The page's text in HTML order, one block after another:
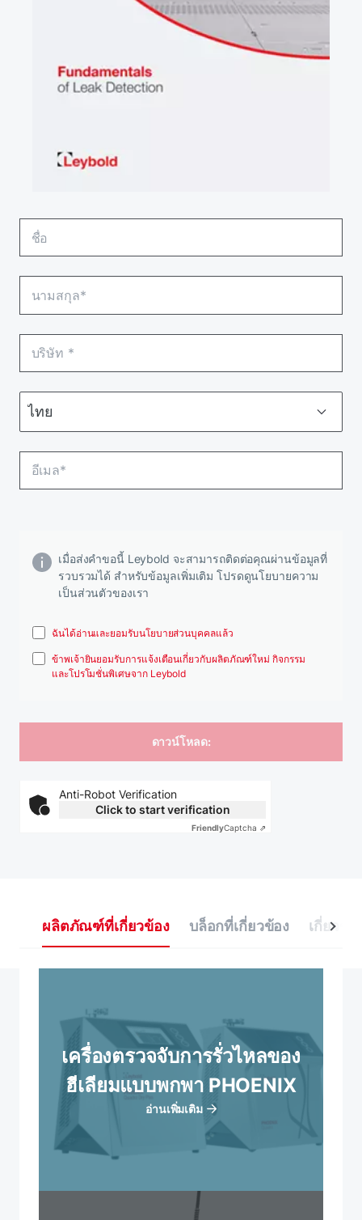
เมื่อส่งคําขอนี้ Leybold จะสามารถติดต่อคุณผ่านข้อมูลที่
รวบรวมได้ สําหรับข้อมูลเพิ่มเติม โปรดดูนโยบายความ
เป็นส่วนตัวของเรา
ฉันได้อ่านและยอมรับนโยบายส่วนบุคคลแล้ว
ข้าพเจ้ายินยอมรับการแจ้งเตือนเกี่ยวกับผลิตภัณฑ์ใหม่ กิจกรรม
และโปรโมชั่นพิเศษจาก Leybold
Anti-Robot Verification
Click to start verification
FriendlyCaptcha ⇗
ผลิตภัณฑ์ที่เกี่ยวข้อง บล็อกที่เกี่ยวข้อง เกี่ยวข้อ
เครื่องตรวจจับการรั่วไหลของ
ฮีเลียมแบบพกพา PHOENIX
อ่านเพิ่มเติม